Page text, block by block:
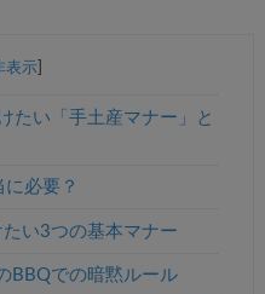
表示
たい「手土産マナー」と
必要？
い3つの基本マナー
BBQでの暗黙ルール